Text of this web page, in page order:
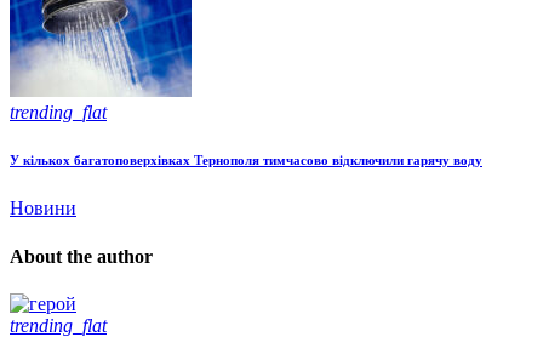
trending_flat
У кількох багатоповерхівках Тернополя тимчасово відключили гарячу воду
Новини
About the author
trending_flat